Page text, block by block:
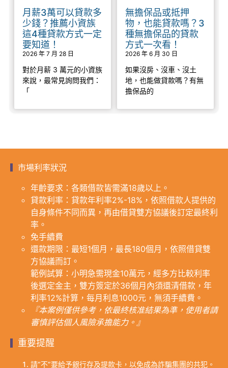
月薪3萬可以貸款多
少錢？推薦小資族
這4種貸款方式一定
要知道！
2026 年 7 月 28 日
對於月薪 3 萬元的小資族
來說，最常見詢問我們：
「
無擔保品或抵押
物，也能貸款嗎？3
種無擔保品的貸款
方式一次看！
2026 年 6 月 30 日
如果沒房、沒車、沒土
地，也能做貸款嗎？有無
擔保品的
市場利率狀況
年齡要求：各類借款皆需滿18歲以上。
貸款利率：貸款年利率2%-18%，依照借款人提供的
自身條件不同而異，再由借貸雙方協議後訂定最終利
率。
免手續費
還款期限：最短1個月，最長180個月，依照借貸雙
方協議而訂。
範例試算：小明急需現金10萬元，經多方比較利率
後選定金主，雙方簽定於36個月內須還清借款，年
利率12%計算，每月利息1000元，無須手續費。
『本案例僅供參考，依最終核准結果為準，使用者請
審慎評估個人風險承擔能力。』
重要提醒
請“不”要給予銀行存及提款卡，以免成為詐騙集團的共犯。